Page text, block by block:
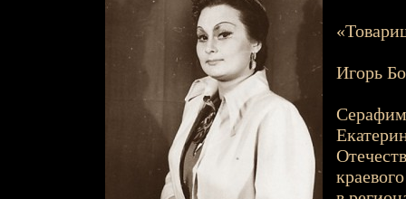
Игорь
Серафим